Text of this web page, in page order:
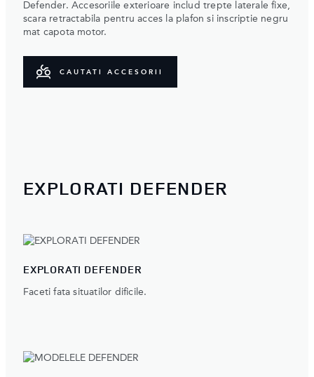
Defender. Accesoriile exterioare includ trepte laterale fixe,
scara retractabila pentru acces la plafon si inscriptie negru
mat capota motor.
CAUTATI ACCESORII
EXPLORATI DEFENDER
EXPLORATI DEFENDER
Faceti fata situatilor dificile.